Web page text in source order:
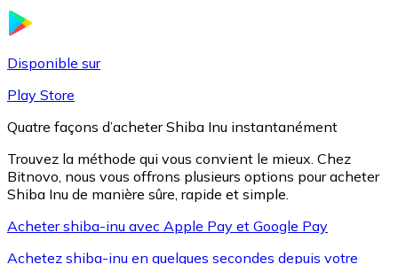
Disponible sur
Play Store
Quatre façons d’acheter Shiba Inu instantanément
Trouvez la méthode qui vous convient le mieux. Chez
Bitnovo, nous vous offrons plusieurs options pour acheter
Shiba Inu de manière sûre, rapide et simple.
Acheter shiba-inu avec Apple Pay et Google Pay
Achetez shiba-inu en quelques secondes depuis votre